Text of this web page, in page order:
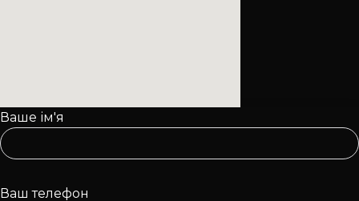
Ваше ім'я
Ваш телефон